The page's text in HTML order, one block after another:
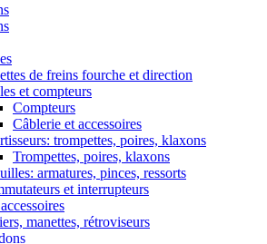
de freins fourche et direction
et compteurs
Compteurs
Câblerie et accessoires
trompettes, poires, klaxons
Trompettes, poires, klaxons
armatures, pinces, ressorts
et interrupteurs
manettes, rétroviseurs